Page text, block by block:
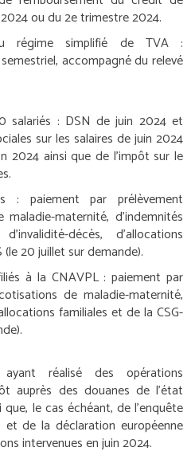
ou du 2etrimestre 2024.
régime simplifié de TVA :
accompagné du relevé
salariés : DSN de juin 2024 et
sur les salaires de juin 2024
2024 ainsi que de l’impôt sur le
: paiement par prélèvement
maternité, d’indemnités
décès, d’allocations
(le 20 juillet sur demande).
à la CNAVPL : paiement par
de maladie-maternité,
familiales et de la CSG-
réalisé des opérations
auprès des douanes de l’état
le cas échéant, de l’enquête
de la déclaration européenne
intervenues en juin 2024.